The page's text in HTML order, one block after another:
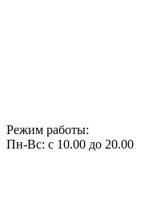
Режим работы:
Пн-Вс: с 10.00 до 20.00